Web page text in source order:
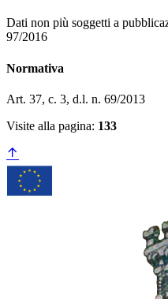
Dati non più soggetti a
97/2016
Normativa
Art. 37, c. 3, d.l. n. 69/2013
Visite alla pagina: 133